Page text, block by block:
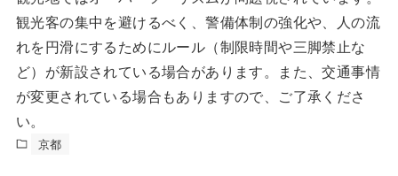
観光客の集中を避けるべく、警備体制の強化や、人の流
れを円滑にするためにルール（制限時間や三脚禁止な
ど）が新設されている場合があります。また、交通事情
が変更されている場合もありますので、ご了承くださ
い。
京都